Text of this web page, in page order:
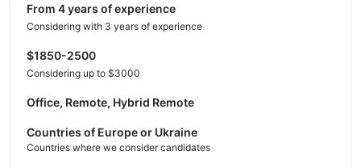
from 4 years of experience
Considering with 3 years of experience
$1850-2500
Considering up to $3000
Office, Remote, Hybrid Remote
Countries of Europe or Ukraine
Countries where we consider candidates